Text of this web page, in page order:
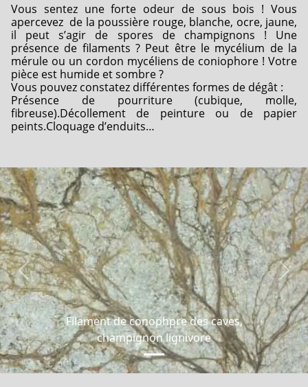
Vous sentez une forte odeur de sous bois ! Vous
apercevez de la poussière rouge, blanche, ocre, jaune,
il peut s’agir de spores de champignons ! Une
présence de filaments ? Peut être le mycélium de la
mérule ou un cordon mycéliens de coniophore ! Votre
pièce est humide et sombre ?
Vous pouvez constatez différentes formes de dégât :
Présence de pourriture (cubique, molle,
fibreuse).Décollement de peinture ou de papier
peints.Cloquage d’enduits…
Filament de conophpre des caves,
champignon lignivore
Previous Next